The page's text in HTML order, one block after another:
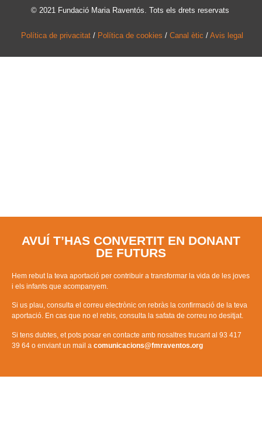
© 2021 Fundació Maria Raventós. Tots els drets reservats
Política de privacitat / Política de cookies / Canal ètic / Avis legal
AVUÍ T’HAS CONVERTIT EN DONANT
DE FUTURS
Hem rebut la teva aportació per contribuir a transformar la vida de les joves
i els infants que acompanyem.
Si us plau, consulta el correu electrònic on rebràs la confirmació de la teva
aportació. En cas que no el rebis, consulta la safata de correu no desitjat.
Si tens dubtes, et pots posar en contacte amb nosaltres trucant al 93 417
39 64 o enviant un mail a comunicacions@fmraventos.org